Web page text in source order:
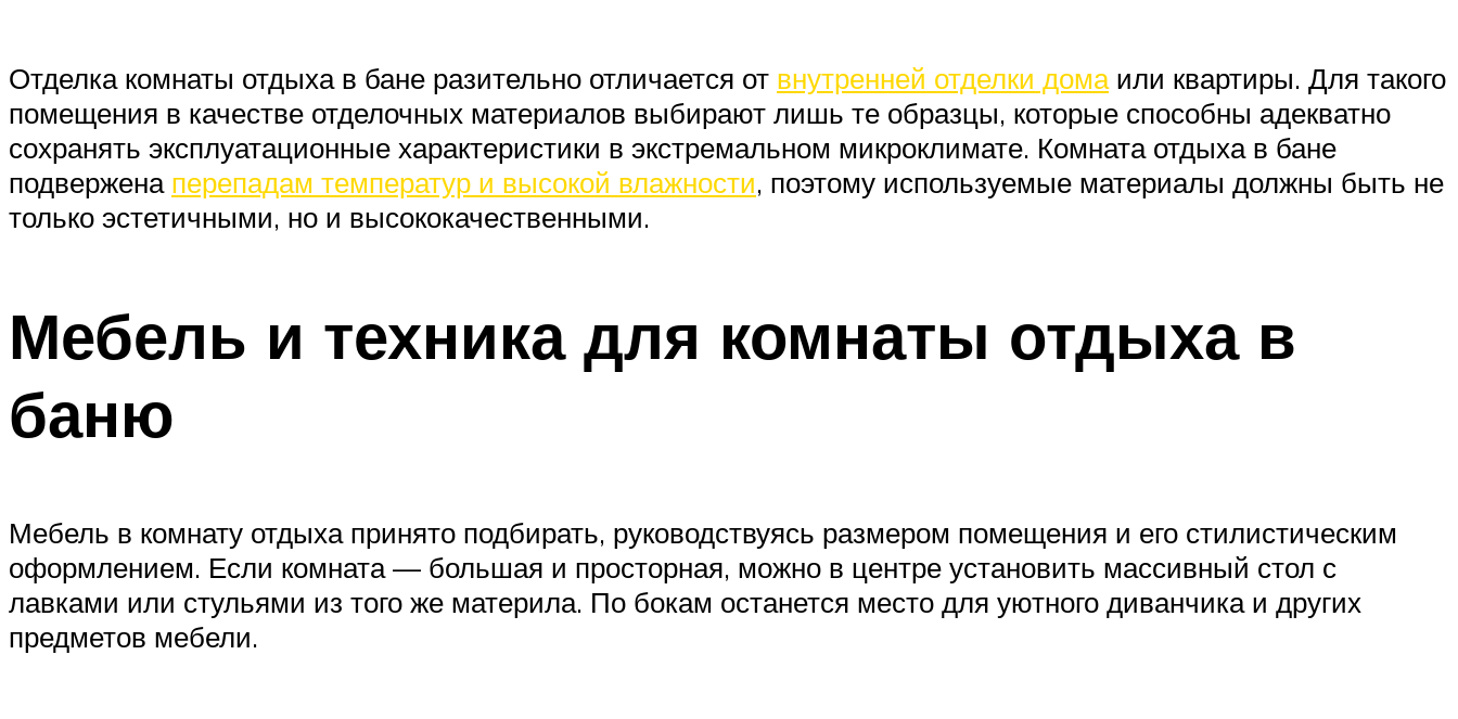
Отделка комнаты отдыха в бане разительно отличается от внутренней отделки домаили квартиры. Для такого
помещения в качестве отделочных материалов выбирают лишь те образцы, которые способны адекватно
сохранять эксплуатационные характеристики в экстремальном микроклимате. Комната отдыха в бане
подвержена перепадам температур и высокой влажности, поэтому используемые материалы должны быть не
только эстетичными, но и высококачественными.
Мебель и техника для комнаты отдыха в
баню
Мебель в комнату отдыха принято подбирать, руководствуясь размером помещения и его стилистическим
оформлением. Если комната — большая и просторная, можно в центре установить массивный стол с
лавками или стульями из того же материла. По бокам останется место для уютного диванчика и других
предметов мебели.